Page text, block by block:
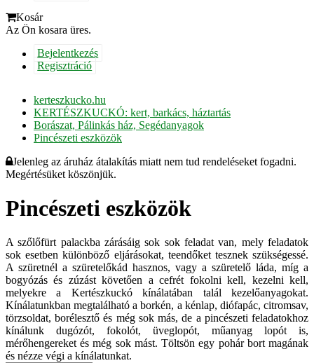
Kosár
Az Ön kosara üres.
Bejelentkezés
Regisztráció
kerteszkucko.hu
KERTÉSZKUCKÓ: kert, barkács, háztartás
Borászat, Pálinkás ház, Segédanyagok
Pincészeti eszközök
Jelenleg az áruház átalakítás miatt nem tud rendeléseket fogadni.
Megértésüket köszönjük.
Pincészeti eszközök
A szőlőfürt palackba zárásáig sok sok feladat van, mely feladatok
sok esetben különböző eljárásokat, teendőket tesznek szükségessé.
A szüretnél a szüretelőkád hasznos, vagy a szüretelő láda, míg a
bogyózás és zúzást követően a cefrét fokolni kell, kezelni kell,
melyekre a Kertészkuckó kínálatában talál kezelőanyagokat.
Kínálatunkban megtalálható a borkén, a kénlap, diófapác, citromsav,
törzsoldat, borélesztő és még sok más, de a pincészeti feladatokhoz
kínálunk dugózót, fokolót, üveglopót, műanyag lopót is,
mérőhengereket és még sok mást. Töltsön egy pohár bort magának
és nézze végi a kínálatunkat.